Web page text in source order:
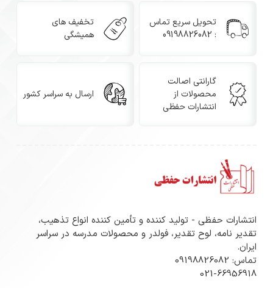
تحویل سریع تماس
: 09198826082
تخفیف های
همیشگی
گارانتی اصالت
محصولات از
انتشارات حفظی
ارسال به سراسر کشور
انتشارات حفظی - تولید کننده و تأمین کننده انواع تذهیب،
تقدیر نامه، لوح تقدیر، فولدر و محصولات مدرسه در سراسر
ایران.
تماس: 09198826082
021-66956918